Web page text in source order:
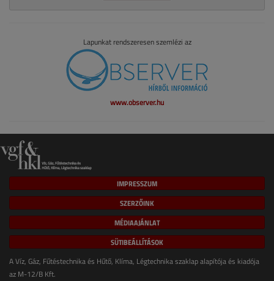
Lapunkat rendszeresen szemlézi az
www.observer.hu
IMPRESSZUM
SZERZŐINK
MÉDIAAJÁNLAT
SÜTIBEÁLLÍTÁSOK
A Víz, Gáz, Fűtéstechnika és Hűtő, Klíma, Légtechnika szaklap alapítója és kiadója
az M-12/B Kft.